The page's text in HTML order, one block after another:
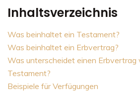
Inhaltsverzeichnis
Was beinhaltet ein Testament?
Was beinhaltet ein Erbvertrag?
Was unterscheidet einen Erbvertrag
Testament?
Beispiele für Verfügungen